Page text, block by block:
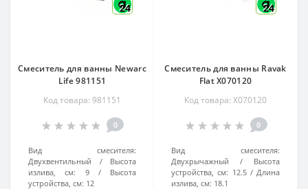
24
Смеситель для ванны Newarc
Life 981151
Код товара: 981151
0
Вид смесителя:
Двухвентильный
Высота
излива, см:
9
Высота
устройства, см: 12
24
Смеситель для ванны Ravak
Flat X070120
Код товара: X070120
0
Вид смесителя:
Двухрычажный
Высота
устройства, см: 12.5
Длина
излива, см: 18.1